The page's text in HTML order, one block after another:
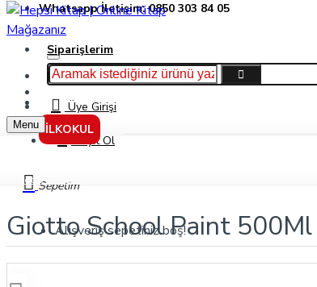
Whatsapp İletişim: 0850 303 84 05
Siparişlerim
Hakkımızda
İletişimÜye Girişi
Kayıt Ol
Sepetim
Alışveriş sepetiniz boş!
İLKOKUL
Menu
Giotto School Paint 500Ml Koyu Pembe Guaj Boya 535310
Giotto School Paint